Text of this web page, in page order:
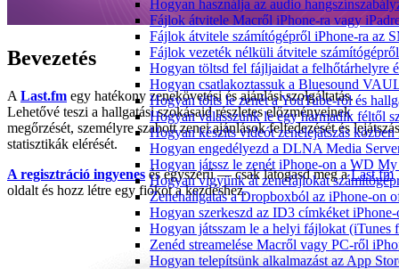
Hogyan használja az audio
Fájlok átvitele Macről iPhone-ra vagy
Fájlok átvitele számítógépről iPhone-ra az
Fájlok vezeték nélküli átvitele
Hogyan töltsd fel fájljaidat a felhőtárhelyre
Hogyan csatlakoztassuk a Bluesound
Hogyan tölts le zenét a YouTube-ról és
Hogyan válasszunk le egy harmadik féltől
Hogyan készíts videót zenelejátszás közben
Hogyan engedélyezd a DLNA Media
Hogyan játssz le zenét iPhone-on a WD
Hogyan vigyünk át zenefájlokat
Zenehallgatás a Dropboxból az iPhone-on
Hogyan szerkeszd az ID3 címkéket
Hogyan játsszam le a helyi fájlokat (iTunes
Zenéd streamelése Macről vagy PC-ről
Hogyan telepítsünk alkalmazást az App
Bevezetés
A Last.fm egy hatékony zenekövetési és ajánlási szolgáltatás.
Lehetővé teszi a hallgatási szokásaid részletes előzményeinek
megőrzését, személyre szabott zenei ajánlások felfedezését és
statisztikák elérését.
A regisztráció ingyenes és egyszerű — csak látogasd meg aLast.fm
oldalt és hozz létre egy fiókot a kezdéshez.